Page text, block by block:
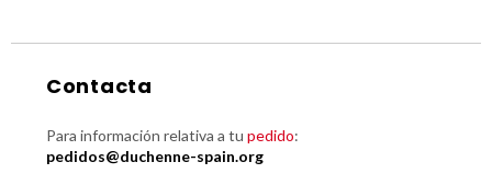
Contacta
Para información relativa a tu pedido:
pedidos@duchenne-spain.org